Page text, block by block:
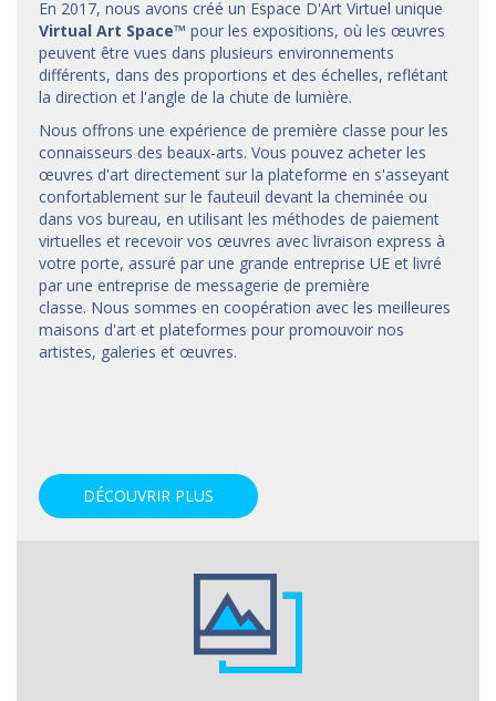
En 2017, nous avons créé un Espace D'Art Virtuel unique
Virtual Art Space™ pour les expositions, où les œuvres
peuvent être vues dans plusieurs environnements
différents, dans des proportions et des échelles, reflétant
la direction et l'angle de la chute de lumière.
Nous offrons une expérience de première classe pour les
connaisseurs des beaux-arts. Vous pouvez acheter les
œuvres d'art directement sur la plateforme en s'asseyant
confortablement sur le fauteuil devant la cheminée ou
dans vos bureau, en utilisant les méthodes de paiement
virtuelles et recevoir vos œuvres avec livraison express à
votre porte, assuré par une grande entreprise UE et livré
par une entreprise de messagerie de première
classe. Nous sommes en coopération avec les meilleures
maisons d'art et plateformes pour promouvoir nos
artistes, galeries et œuvres.
DÉCOUVRIR PLUS